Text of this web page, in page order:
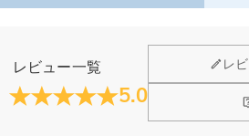
レビュー一覧
5.0
レ
ジュエリーについて
店頭や実店舗とかありますか？
店舗に費やす家賃や保険、人的労